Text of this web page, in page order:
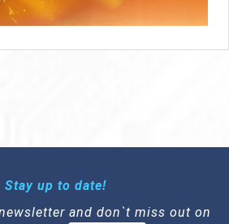
Stay up to date!
and don`t miss out on